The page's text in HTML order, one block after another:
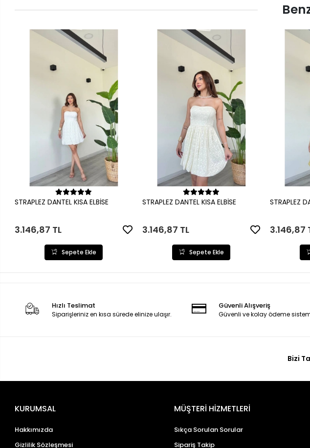
Sepete Ekle
STRAPLEZ DANTEL KISA ELBİSE
3.146,87 TL
Sepete Ekle
Sepete Ekle
STRAPLEZ DANTEL KISA ELBİSE
3.146,87 TL
Sepete Ekle
STRAPLEZ
3.146,87
Hızlı Teslimat
Siparişleriniz en kısa sürede elinize ulaşır.
Güvenli Alışveriş
Güvenli ve kolay ödeme
Bizi
KURUMSAL
Hakkımızda
Gizlilik Sözleşmesi
MÜŞTERİ HİZMETLERİ
Sıkça Sorulan Sorular
Sipariş Takip